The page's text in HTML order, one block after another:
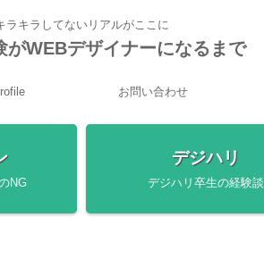
ラキラしてないリアルがここに
がWEBデザイナーになるまで
お問い合わせ
NG
デジハリ
デジハリ卒生の経験談